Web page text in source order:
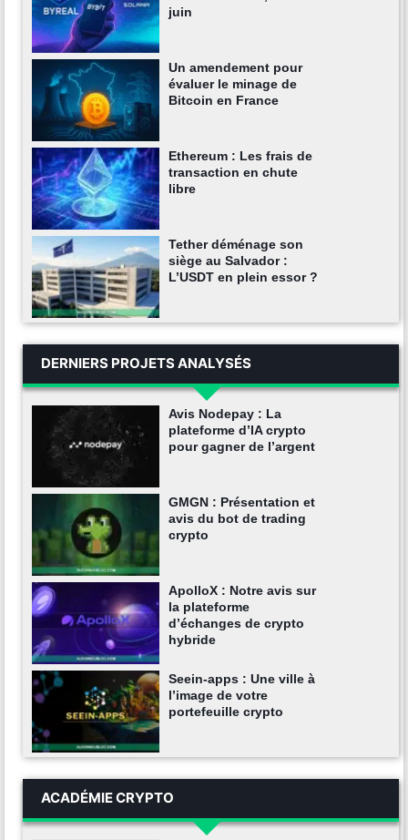
juin
Un amendement pour
évaluer le minage de
Bitcoin en France
Ethereum : Les frais de
transaction en chute
libre
Tether déménage son
siège au Salvador :
L’USDT en plein essor ?
DERNIERS PROJETS ANALYSÉS
Avis Nodepay : La
plateforme d’IA crypto
pour gagner de l’argent
GMGN : Présentation et
avis du bot de trading
crypto
ApolloX : Notre avis sur
la plateforme
d’échanges de crypto
hybride
Seein-apps : Une ville à
l’image de votre
portefeuille crypto
ACADÉMIE CRYPTO